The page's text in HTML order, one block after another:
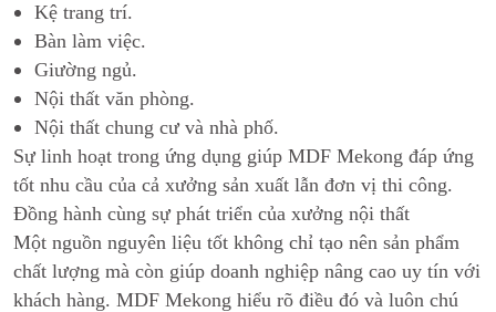
Kệ trang trí.
Bàn làm việc.
Giường ngủ.
Nội thất văn phòng.
Nội thất chung cư và nhà phố.
Sự linh hoạt trong ứng dụng giúp MDF Mekong đáp ứng
tốt nhu cầu của cả xưởng sản xuất lẫn đơn vị thi công.
Đồng hành cùng sự phát triển của xưởng nội thất
Một nguồn nguyên liệu tốt không chỉ tạo nên sản phẩm
chất lượng mà còn giúp doanh nghiệp nâng cao uy tín với
khách hàng. MDF Mekong hiểu rõ điều đó và luôn chú